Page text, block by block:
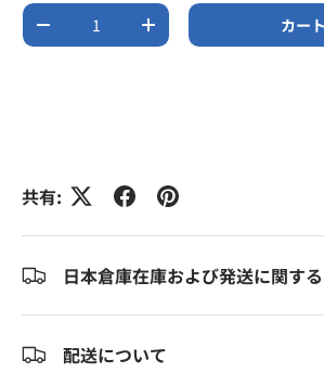
数量
数量を減らす
数量を増やす カー
共有:
日本倉庫在庫および発送に関す
配送について